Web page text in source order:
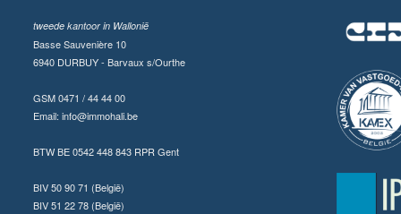
tweede kantoor in Wallonië
Basse Sauvenière 10
6940 DURBUY - Barvaux s/Ourthe
GSM 0471 / 44 44 00
Email: info@immohali.be
BTW BE 0542 448 843 RPR Gent
BIV 50 90 71 (België)
BIV 51 22 78 (België)